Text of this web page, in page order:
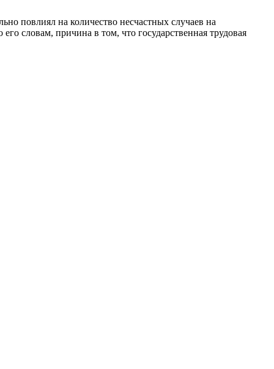
повлиял на количество несчастных случаев на
словам, причина в том, что государственная трудовая